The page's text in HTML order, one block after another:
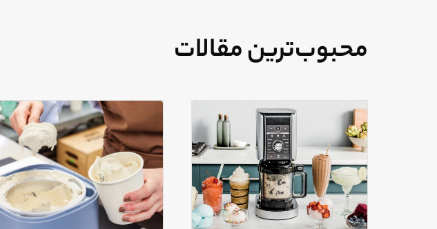
محبوب‌ترین مقالات